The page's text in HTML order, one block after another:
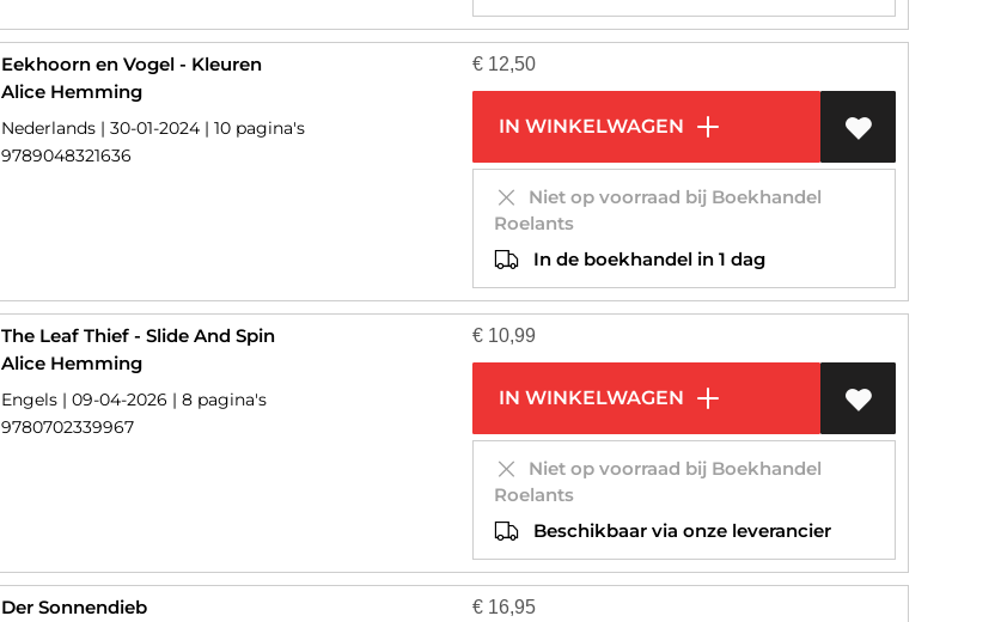
Eekhoorn en Vogel - Kleuren
Alice Hemming
Nederlands | 30-01-2024 | 10 pagina's
9789048321636
€ 12,50
IN WINKELWAGEN
Niet op voorraad bij Boekhandel
Roelants
In de boekhandel in 1 dag
The Leaf Thief - Slide And Spin
Alice Hemming
Engels | 09-04-2026 | 8 pagina's
9780702339967
€ 10,99
IN WINKELWAGEN
Niet op voorraad bij Boekhandel
Roelants
Beschikbaar via onze leverancier
Der Sonnendieb
€ 16,95